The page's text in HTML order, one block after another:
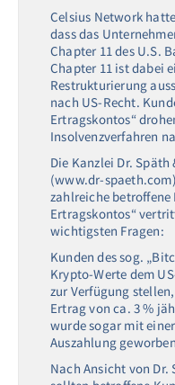
Celsius Network
dass das
Chapter 11 des U.S.
Chapter 11 ist dabei
Restrukturierung
nach US-Recht.
Ertragskontos“
Insolvenzverfahren
Die Kanzlei Dr.
(www.dr-
zahlreiche betroffene
Ertragskontos“
wichtigsten Fragen:
Kunden des sog.
Krypto-Werte dem
zur Verfügung
Ertrag von ca. 3 %
wurde sogar mit
Auszahlung
Nach Ansicht von